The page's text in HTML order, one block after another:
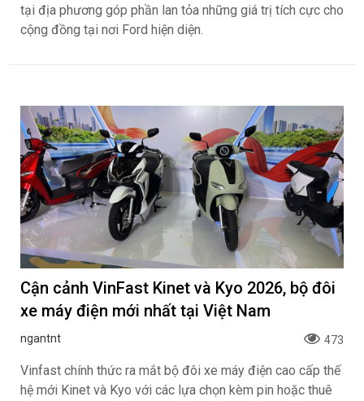
tại địa phương góp phần lan tỏa những giá trị tích cực cho
cộng đồng tại nơi Ford hiện diện.
Cận cảnh VinFast Kinet và Kyo 2026, bộ đôi
xe máy điện mới nhất tại Việt Nam
ngantnt 473
Vinfast chính thức ra mắt bộ đôi xe máy điện cao cấp thế
hệ mới Kinet và Kyo với các lựa chọn kèm pin hoặc thuê